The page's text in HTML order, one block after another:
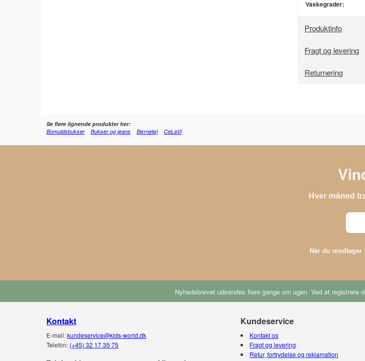
Vaskegrader:
Produktinfo
Fragt og levering
Returnering
Se flere lignende produkter her:
Bomuldsbukser
Bukser og jeans Børnetøj CeLaVi
Hver måned
Når du
Nyhedsbrevet udsendes flere gange om ugen. Ved at registrere
Kontakt
E-mail:kundeservice@kids-world.dk
Telefon: (+45) 32 17 35 75
Kundeservice
Kontakt os
Fragt og levering
Retur, fortrydelse og reklamation